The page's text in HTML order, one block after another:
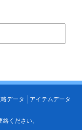
データ
アイテムデータ
絡ください。